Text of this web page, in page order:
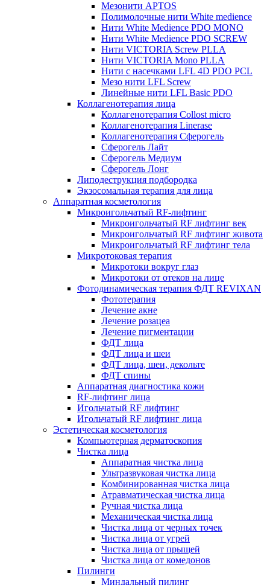
Мезонити APTOS
Полимолочные нити White medience
Нити White Medience PDO MONO
Нити White Medience PDO SCREW
Нити VICTORIA Screw PLLA
Нити VICTORIA Mono PLLA
Нити с насечками LFL 4D PDO PCL
Мезо нити LFL Screw
Линейные нити LFL Basic PDO
Коллагенотерапия лица
Коллагенотерапия Collost micro
Коллагенотерапия Linerase
Коллагенотерапия Сферогель
Сферогель Лайт
Сферогель Медиум
Сферогель Лонг
Липодеструкция подбородка
Экзосомальная терапия для лица
Аппаратная косметология
Микроигольчатый RF-лифтинг
Микроигольчатый RF лифтинг век
Микроигольчатый RF лифтинг живота
Микроигольчатый RF лифтинг тела
Микротоковая терапия
Микротоки вокруг глаз
Микротоки от отеков на лице
Фотодинамическая терапия ФДТ REVIXAN
Фототерапия
Лечение акне
Лечение розацеа
Лечение пигментации
ФДТ лица
ФДТ лица и шеи
ФДТ лица, шеи, декольте
ФДТ спины
Аппаратная диагностика кожи
RF-лифтинг лица
Игольчатый RF лифтинг
Игольчатый RF лифтинг лица
Эстетическая косметология
Компьютерная дерматоскопия
Чистка лица
Аппаратная чистка лица
Ультразвуковая чистка лица
Комбинированная чистка лица
Атравматическая чистка лица
Ручная чистка лица
Механическая чистка лица
Чистка лица от черных точек
Чистка лица от угрей
Чистка лица от прыщей
Чистка лица от комедонов
Пилинги
Миндальный пилинг